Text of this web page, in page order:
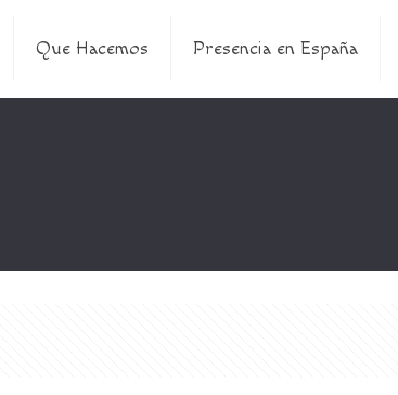
Que Hacemos Presencia en España